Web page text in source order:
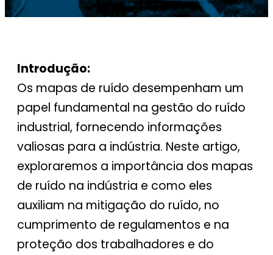
Introdução:
Os mapas de ruído desempenham um
papel fundamental na gestão do ruído
industrial, fornecendo informações
valiosas para a indústria. Neste artigo,
exploraremos a importância dos mapas
de ruído na indústria e como eles
auxiliam na mitigação do ruído, no
cumprimento de regulamentos e na
proteção dos trabalhadores e do